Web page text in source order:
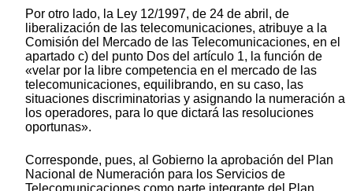
Por otro lado, la Ley 12/1997, de 24 de abril, de
liberalización de las telecomunicaciones, atribuye a la
Comisión del Mercado de las Telecomunicaciones, en el
apartado c) del punto Dos del artículo 1, la función de
«velar por la libre competencia en el mercado de las
telecomunicaciones, equilibrando, en su caso, las
situaciones discriminatorias y asignando la numeración a
los operadores, para lo que dictará las resoluciones
oportunas».
Corresponde, pues, al Gobierno la aprobación del Plan
Nacional de Numeración para los Servicios de